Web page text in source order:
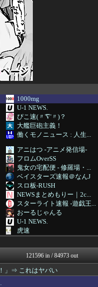
1000mg
U-1 NEWS.
ぴこ速(〃'∇'〃)？
大艦巨砲主義！
働くモノニュース : 人生...
アニはつ -アニメ発信場-
フロムOverSS
鬼女の宅配便 - 修羅場・...
ベイスターズ速報＠なんJ
スロ板-RUSH
NEWSまとめもりー｜2c...
スターライト速報 -遊戯王...
おーるじゃんる
U-1 NEWS.
虎速
なんじぇいスタジアム＠な
サイ速
FX2ちゃんねる｜投資系ま...
アニゲー速報
121596 in / 84973 out
」⇒ これはヤバい